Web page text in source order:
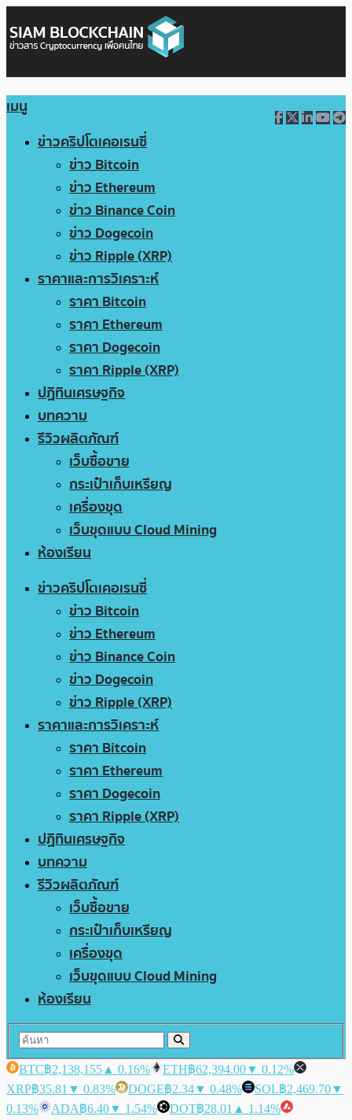
เมนู
ข่าวคริปโตเคอเรนซี่
ข่าว Bitcoin
ข่าว Ethereum
ข่าว Binance Coin
ข่าว Dogecoin
ข่าว Ripple (XRP)
ราคาและการวิเคราะห์
ราคา Bitcoin
ราคา Ethereum
ราคา Dogecoin
ราคา Ripple (XRP)
ปฏิทินเศรษฐกิจ
บทความ
รีวิวผลิตภัณฑ์
เว็บซื้อขาย
กระเป๋าเก็บเหรียญ
เครื่องขุด
เว็บขุดแบบ Cloud Mining
ห้องเรียน
ข่าวคริปโตเคอเรนซี่
ข่าว Bitcoin
ข่าว Ethereum
ข่าว Binance Coin
ข่าว Dogecoin
ข่าว Ripple (XRP)
ราคาและการวิเคราะห์
ราคา Bitcoin
ราคา Ethereum
ราคา Dogecoin
ราคา Ripple (XRP)
ปฏิทินเศรษฐกิจ
บทความ
รีวิวผลิตภัณฑ์
เว็บซื้อขาย
กระเป๋าเก็บเหรียญ
เครื่องขุด
เว็บขุดแบบ Cloud Mining
ห้องเรียน
BTC฿2,138,155 ▲ 0.16% ETH฿62,394.00▼ 0.12%
XRP฿35.81 ▼ 0.83% DOGE฿2.34▼ 0.48% SOL฿2,469.70▼
0.13%
ADA฿6.40▼ 1.54% DOT฿28.01 ▲ 1.14%